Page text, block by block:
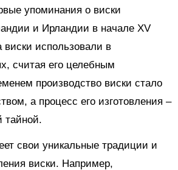
упоминания о виски
и Ирландии в начале XV
виски использовали в
считая его целебным
производство виски стало
а процесс его изготовления –
тайной.
свои уникальные традиции и
виски. Например,